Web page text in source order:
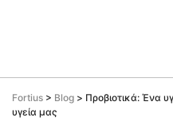
Fortius > Blog > Προβιοτικά: Ένα
υγεία μας